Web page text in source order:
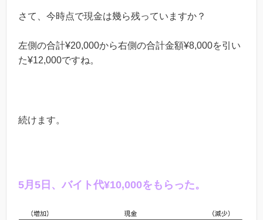
さて、今時点で現金は幾ら残っていますか？
左側の合計¥20,000から右側の合計金額¥8,000を引い
た¥12,000ですね。
続けます。
5月 5 日、バイト代¥10,000をもらった。